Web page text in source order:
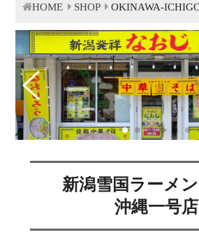
HOME SHOP OKINAWA-
新潟雪国ラーメ
沖縄一号店